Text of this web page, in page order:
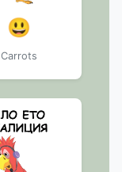
😃
Carrots